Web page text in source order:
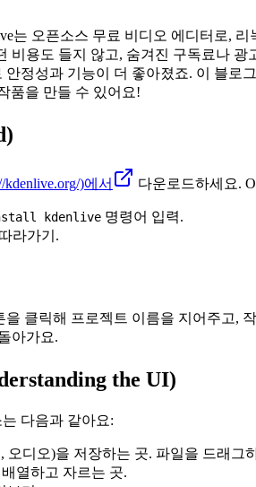
는 오픈소스 무료 비디오 에디터로,
비용도 들지 않고, 숨겨진 구독료나
정성과 기능이 더 좋아졌죠. 이 블
품을 만들 수 있어요!
kdenlive.org/)에서 다운로드하세요.
kdenlive 명령어 입력.
라가기.
클릭해 프로젝트 이름을 지어주고,
아가요.
the UI)
다음과 같아요:
오디오)을 저장하는 곳. 파일을 드래그
열하고 자르는 곳.